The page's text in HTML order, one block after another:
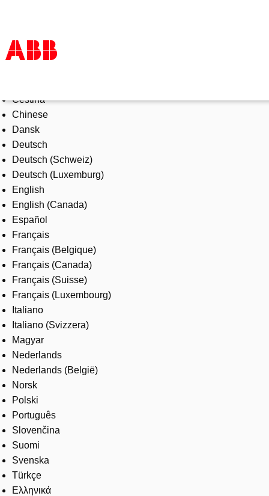
Products & Solutions
Industries
Services
About us
Where to buy
Contact us
Careers
Čeština
Chinese
Dansk
Deutsch
Deutsch (Schweiz)
Deutsch (Luxemburg)
English
English (Canada)
Español
Français
Français (Belgique)
Français (Canada)
Français (Suisse)
Français (Luxembourg)
Italiano
Italiano (Svizzera)
Magyar
Nederlands
Nederlands (België)
Norsk
Polski
Português
Slovenčina
Suomi
Svenska
Türkçe
Ελληνικά